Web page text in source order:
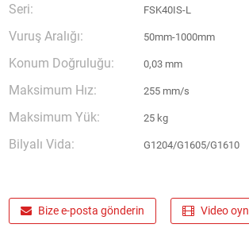
Seri: FSK40IS-L
Vuruş Aralığı: 50mm-1000mm
Konum Doğruluğu: 0,03 mm
Maksimum Hız: 255 mm/s
Maksimum Yük: 25 kg
Bilyalı Vida: G1204/G1605/G1610
Bize e-posta gönderin Video